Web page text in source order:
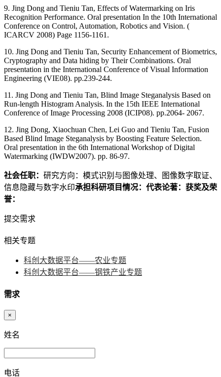
9. Jing Dong and Tieniu Tan, Effects of Watermarking on Iris
Recognition Performance. Oral presentation In the 10th International
Conference on Control, Automation, Robotics and Vision. (
ICARCV 2008) Page 1156-1161.
10. Jing Dong and Tieniu Tan, Security Enhancement of Biometrics,
Cryptography and Data hiding by Their Combinations. Oral
presentation in the International Conference of Visual Information
Engineering (VIE08). pp.239-244.
11. Jing Dong and Tieniu Tan, Blind Image Steganalysis Based on
Run-length Histogram Analysis. In the 15th IEEE International
Conference of Image Processing 2008 (ICIP08). pp.2064- 2067.
12. Jing Dong, Xiaochuan Chen, Lei Guo and Tieniu Tan, Fusion
Based Blind Image Steganalysis by Boosting Feature Selection.
Oral presentation in the 6th International Workshop of Digital
Watermarking (IWDW2007). pp. 86-97.
社会任职： 研究方向：模式识别与图像处理、图像数字取证、
信息隐藏与数字水印承担科研项目情况： 代表论著： 获奖及荣
誉：
提交需求
相关专题
科创大数据平台——农业专题
科创大数据平台——钢铁产业专题
需求
×
姓名
电话